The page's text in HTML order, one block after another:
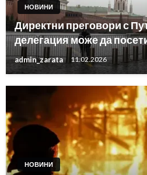
НОВИНИ
Директни преговори с
делегация може да
admin_zarata 11.02.2026
НОВИНИ